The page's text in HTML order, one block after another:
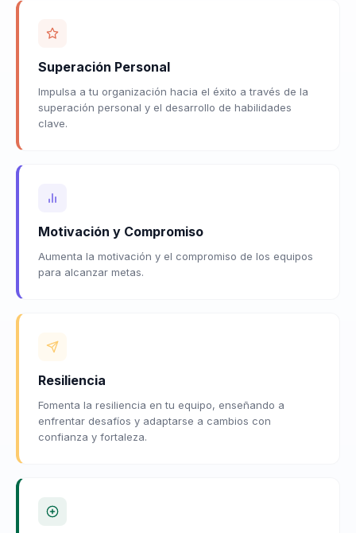
Superación Personal
Impulsa a tu organización hacia el éxito a través de la
superación personal y el desarrollo de habilidades
clave.
Motivación y Compromiso
Aumenta la motivación y el compromiso de los equipos
para alcanzar metas.
Resiliencia
Fomenta la resiliencia en tu equipo, enseñando a
enfrentar desafíos y adaptarse a cambios con
confianza y fortaleza.